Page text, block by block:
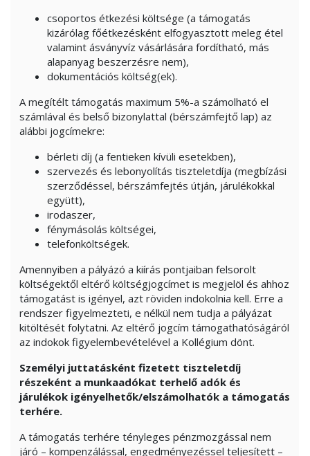
csoportos étkezési költsége (a támogatás
kizárólag főétkezésként elfogyasztott meleg étel
valamint ásványvíz vásárlására fordítható, más
alapanyag beszerzésre nem),
dokumentációs költség(ek).
A megítélt támogatás maximum 5%-a számolható el
számlával és belső bizonylattal (bérszámfejtő lap) az
alábbi jogcímekre:
bérleti díj (a fentieken kívüli esetekben),
szervezés és lebonyolítás tiszteletdíja (megbízási
szerződéssel, bérszámfejtés útján, járulékokkal
együtt),
irodaszer,
fénymásolás költségei,
telefonköltségek.
Amennyiben a pályázó a kiírás pontjaiban felsorolt
költségektől eltérő költségjogcímet is megjelöl és ahhoz
támogatást is igényel, azt röviden indokolnia kell. Erre a
rendszer figyelmezteti, e nélkül nem tudja a pályázat
kitöltését folytatni. Az eltérő jogcím támogathatóságáról
az indokok figyelembevételével a Kollégium dönt.
Személyi juttatásként fizetett tiszteletdíj
részeként a munkaadókat terhelő adók és
járulékok igényelhetők/elszámolhatók a támogatás
terhére.
A támogatás terhére tényleges pénzmozgással nem
járó – kompenzálással, engedményezéssel teljesített –